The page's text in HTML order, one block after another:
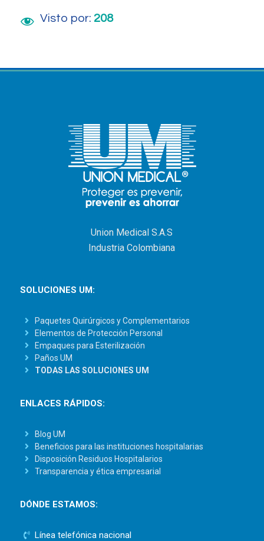
Visto por: 208
Union Medical S.A.S
Industria Colombiana
SOLUCIONES UM:
Paquetes Quirúrgicos y Complementarios
Elementos de Protección Personal
Empaques para Esterilización
Paños UM
TODAS LAS SOLUCIONES UM
ENLACES RÁPIDOS:
Blog UM
Beneficios para las instituciones hospitalarias
Disposición Residuos Hospitalarios
Transparencia y ética empresarial
DÓNDE ESTAMOS:
Línea telefónica nacional